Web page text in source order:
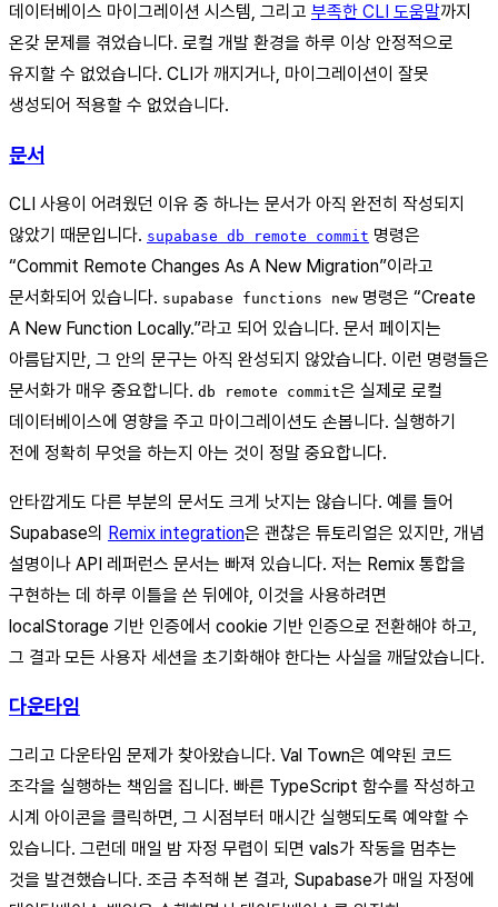
데이터베이스 마이그레이션 시스템, 그리고 부족한 CLI 도움말까지
온갖 문제를 겪었습니다. 로컬 개발 환경을 하루 이상 안정적으로
유지할 수 없었습니다. CLI가 깨지거나, 마이그레이션이 잘못
생성되어 적용할 수 없었습니다.
문서
CLI 사용이 어려웠던 이유 중 하나는 문서가 아직 완전히 작성되지
않았기 때문입니다. supabase db remote commit 명령은
“Commit Remote Changes As A New Migration”이라고
문서화되어 있습니다. supabase functions new 명령은 “Create
A New Function Locally.”라고 되어 있습니다. 문서 페이지는
아름답지만, 그 안의 문구는 아직 완성되지 않았습니다. 이런 명령들은
문서화가 매우 중요합니다. db remote commit은 실제로 로컬
데이터베이스에 영향을 주고 마이그레이션도 손봅니다. 실행하기
전에 정확히 무엇을 하는지 아는 것이 정말 중요합니다.
안타깝게도 다른 부분의 문서도 크게 낫지는 않습니다. 예를 들어
Supabase의 Remix integration은 괜찮은 튜토리얼은 있지만, 개념
설명이나 API 레퍼런스 문서는 빠져 있습니다. 저는 Remix 통합을
구현하는 데 하루 이틀을 쓴 뒤에야, 이것을 사용하려면
localStorage 기반 인증에서 cookie 기반 인증으로 전환해야 하고,
그 결과 모든 사용자 세션을 초기화해야 한다는 사실을 깨달았습니다.
다운타임
그리고 다운타임 문제가 찾아왔습니다. Val Town은 예약된 코드
조각을 실행하는 책임을 집니다. 빠른 TypeScript 함수를 작성하고
시계 아이콘을 클릭하면, 그 시점부터 매시간 실행되도록 예약할 수
있습니다. 그런데 매일 밤 자정 무렵이 되면 vals가 작동을 멈추는
것을 발견했습니다. 조금 추적해 본 결과, Supabase가 매일 자정에